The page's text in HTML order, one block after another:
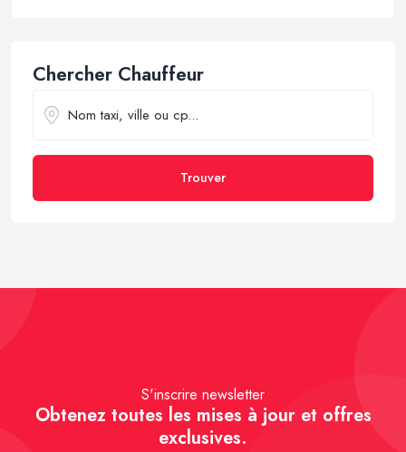
Chercher Chauffeur
Trouver
S'inscrire newsletter
Obtenez toutes les mises à jour et offres
exclusives.